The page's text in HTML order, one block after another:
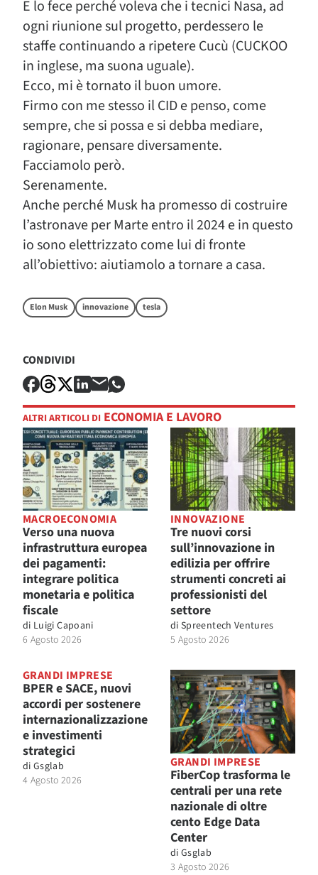
E lo fece perché voleva che i tecnici Nasa, ad
ogni riunione sul progetto, perdessero le
staffe continuando a ripetere Cucù (CUCKOO
in inglese, ma suona uguale).
Ecco, mi è tornato il buon umore.
Firmo con me stesso il CID e penso, come
sempre, che si possa e si debba mediare,
ragionare, pensare diversamente.
Facciamolo però.
Serenamente.
Anche perché Musk ha promesso di costruire
l’astronave per Marte entro il 2024 e in questo
io sono elettrizzato come lui di fronte
all’obiettivo: aiutiamolo a tornare a casa.
Elon Musk innovazione tesla
CONDIVIDI
ALTRI ARTICOLI DI ECONOMIA E LAVORO
MACROECONOMIA
Verso una nuova
infrastruttura europea
dei pagamenti:
integrare politica
monetaria e politica
fiscale
di Luigi Capoani
6 Agosto 2026
INNOVAZIONE
Tre nuovi corsi
sull’innovazione in
edilizia per offrire
strumenti concreti ai
professionisti del
settore
di Spreentech Ventures
5 Agosto 2026
GRANDI IMPRESE
BPER e SACE, nuovi
accordi per sostenere
internazionalizzazione
e investimenti
strategici
di Gsglab
4 Agosto 2026
GRANDI IMPRESE
FiberCop trasforma le
centrali per una rete
nazionale di oltre
cento Edge Data
Center
di Gsglab
3 Agosto 2026